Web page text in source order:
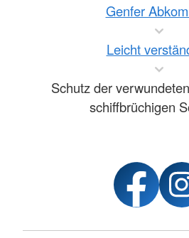
Genfer
Leicht
Schutz der
schiffbrüchigen